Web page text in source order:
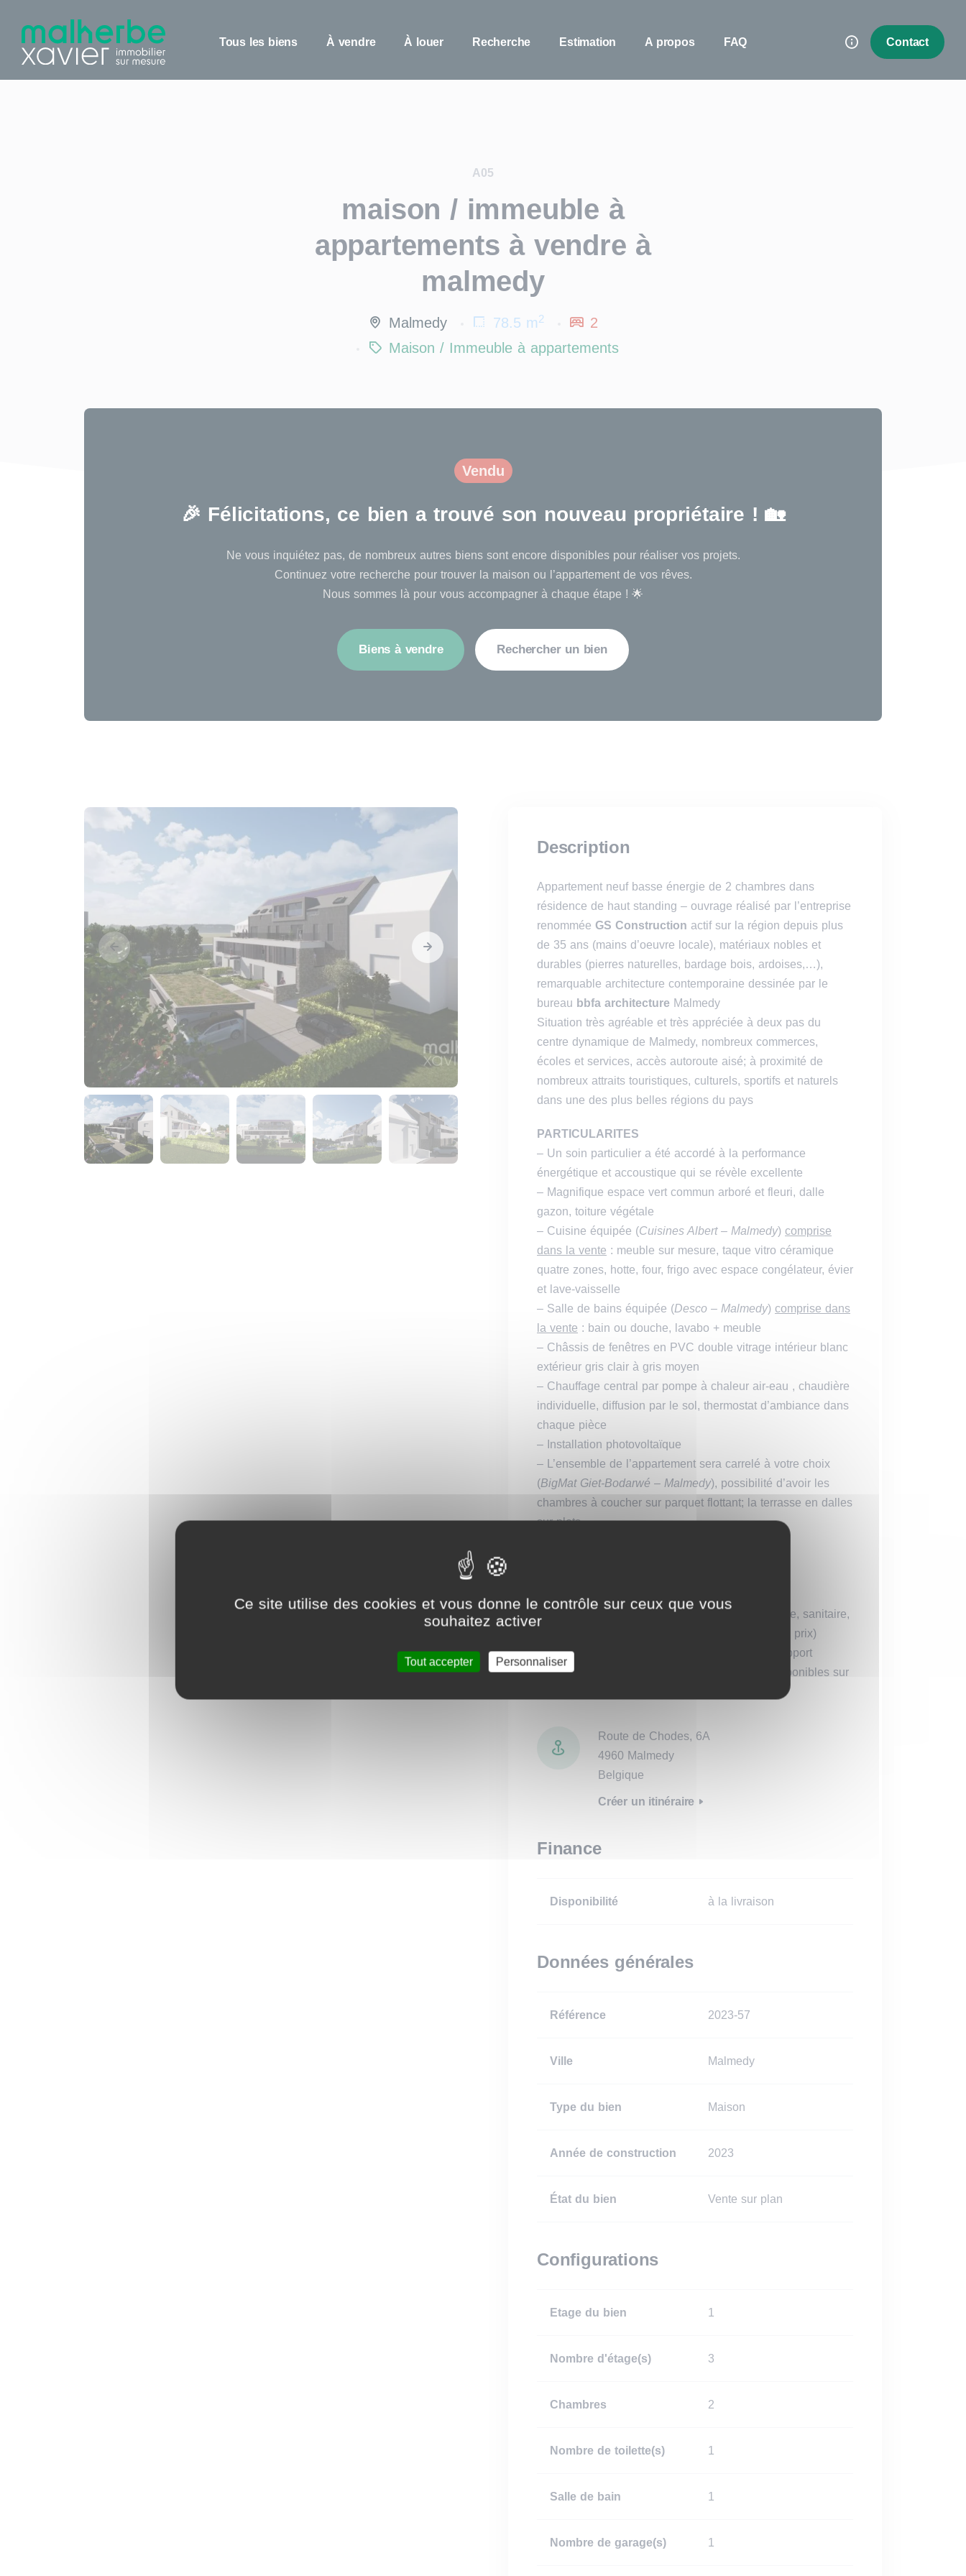
Tous les biens À vendre À louer Recherche Estimation A propos FAQ Contact
A05
maison / immeuble à
appartements à vendre à
malmedy
Malmedy 78.5 m2
2
Maison / Immeuble à appartements
Vendu
🎉 Félicitations, ce bien a trouvé son nouveau propriétaire ! 🏡
Ne vous inquiétez pas, de nombreux autres biens sont encore disponibles pour réaliser vos projets.
Continuez votre recherche pour trouver la maison ou l’appartement de vos rêves.
Nous sommes là pour vous accompagner à chaque étape ! 🌟
Biens à vendre Rechercher un bien
Description
Appartement neuf basse énergie de 2 chambres dans
résidence de haut standing – ouvrage réalisé par l’entreprise
renommée GS Construction actif sur la région depuis plus
de 35 ans (mains d’oeuvre locale), matériaux nobles et
durables (pierres naturelles, bardage bois, ardoises,…),
remarquable architecture contemporaine dessinée par le
bureau bbfa architecture Malmedy
Situation très agréable et très appréciée à deux pas du
centre dynamique de Malmedy, nombreux commerces,
écoles et services, accès autoroute aisé; à proximité de
nombreux attraits touristiques, culturels, sportifs et naturels
dans une des plus belles régions du pays
PARTICULARITES
– Un soin particulier a été accordé à la performance
énergétique et accoustique qui se révèle excellente
– Magnifique espace vert commun arboré et fleuri, dalle
gazon, toiture végétale
– Cuisine équipée (Cuisines Albert – Malmedy) comprise
dans la vente : meuble sur mesure, taque vitro céramique
quatre zones, hotte, four, frigo avec espace congélateur, évier
et lave-vaisselle
– Salle de bains équipée (Desco – Malmedy) comprise dans
la vente : bain ou douche, lavabo + meuble
– Châssis de fenêtres en PVC double vitrage intérieur blanc
extérieur gris clair à gris moyen
– Chauffage central par pompe à chaleur air-eau , chaudière
individuelle, diffusion par le sol, thermostat d’ambiance dans
chaque pièce
– Installation photovoltaïque
– L’ensemble de l’appartement sera carrelé à votre choix
(BigMat Giet-Bodarwé – Malmedy), possibilité d’avoir les
chambres à coucher sur parquet flottant; la terrasse en dalles
sur plots
Vendu tout équipés et livré clé sur porte
(cuisine, sanitaire,
cave et emplacement de parking compris dans le prix)
– Copie des plans, du cahier des charges, du rapport
énergétique PEB et du projet d’acte de base disponibles sur
Route de Chodes, 6A
4960 Malmedy
Belgique
Créer un itinéraire
Finance
Disponibilité à la livraison
Données générales
Référence 2023-57
Ville Malmedy
Type du bien Maison
Année de construction 2023
État du bien Vente sur plan
Configurations
Etage du bien 1
Nombre d'étage(s) 3
Chambres 2
Nombre de toilette(s) 1
Salle de bain 1
Nombre de garage(s) 1
Ce site utilise des cookies et vous donne le contrôle sur ceux que vous
souhaitez activer
Tout accepter Personnaliser